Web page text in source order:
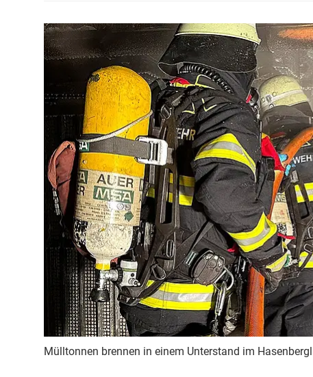
Mülltonnen brennen in einem Unterstand im